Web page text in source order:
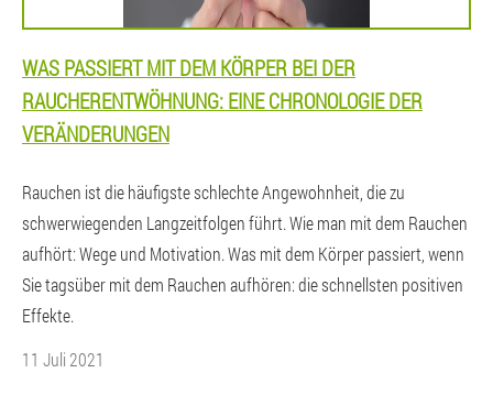
WAS PASSIERT MIT DEM KÖRPER BEI DER
RAUCHERENTWÖHNUNG: EINE CHRONOLOGIE DER
VERÄNDERUNGEN
Rauchen ist die häufigste schlechte Angewohnheit, die zu
schwerwiegenden Langzeitfolgen führt. Wie man mit dem Rauchen
aufhört: Wege und Motivation. Was mit dem Körper passiert, wenn
Sie tagsüber mit dem Rauchen aufhören: die schnellsten positiven
Effekte.
11 Juli 2021